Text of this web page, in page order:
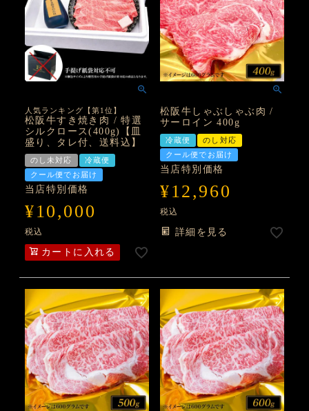
人気ランキング【第1位】
松阪牛すき焼き肉 / 特選
シルクロース(400g)【皿
盛り、タレ付、送料込】
のし未対応
冷蔵便
クール便でお届け
当店特別価格
¥10,000
税込
カートに入れる
松阪牛しゃぶしゃぶ肉 /
サーロイン 400g
冷蔵便
のし対応
クール便でお届け
当店特別価格
¥12,960
税込
詳細を見る